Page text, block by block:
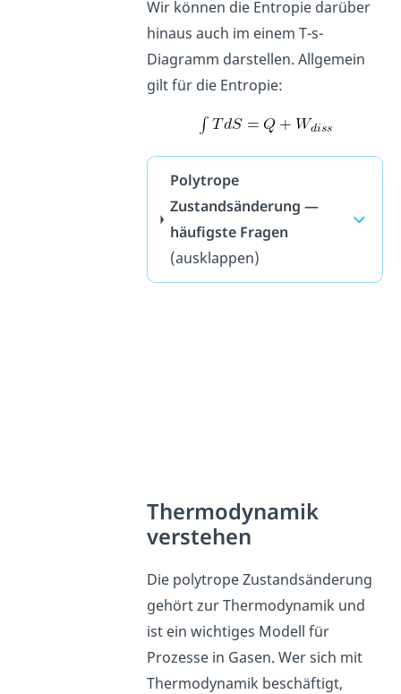
Wir können die Entropie darüber
hinaus auch im einem T-s-
Diagramm darstellen. Allgemein
gilt für die Entropie:
Polytrope
Zustandsänderung —
häufigste Fragen
(ausklappen)
Thermodynamik
verstehen
Die polytrope Zustandsänderung
gehört zur Thermodynamik und
ist ein wichtiges Modell für
Prozesse in Gasen. Wer sich mit
Thermodynamik beschäftigt,